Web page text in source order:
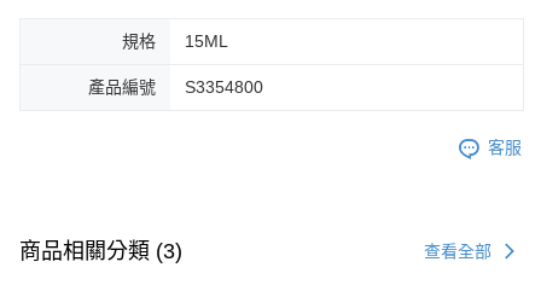
規格 15ML
產品編號 S3354800
客服
商品相關分類 (3) 查看全部